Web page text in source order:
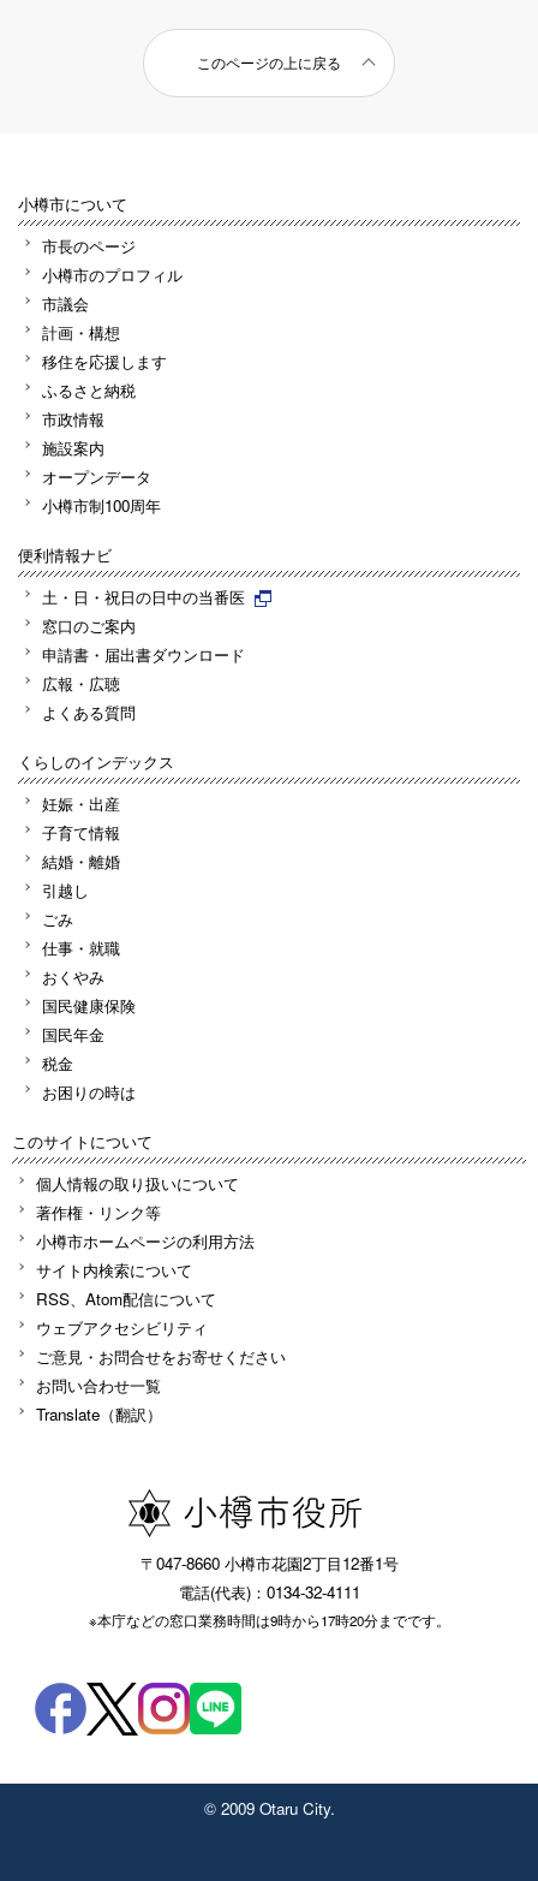
このページの上に戻る
小樽市について
市長のページ
小樽市のプロフィル
市議会
計画・構想
移住を応援します
ふるさと納税
市政情報
施設案内
オープンデータ
小樽市制100周年
便利情報ナビ
土・日・祝日の日中の当番医
窓口のご案内
申請書・届出書ダウンロード
広報・広聴
よくある質問
くらしのインデックス
妊娠・出産
子育て情報
結婚・離婚
引越し
ごみ
仕事・就職
おくやみ
国民健康保険
国民年金
税金
お困りの時は
このサイトについて
個人情報の取り扱いについて
著作権・リンク等
小樽市ホームページの利用方法
サイト内検索について
RSS、Atom配信について
ウェブアクセシビリティ
ご意見・お問合せをお寄せください
お問い合わせ一覧
Translate（翻訳）
〒047-8660 小樽市花園2丁目12番1号
電話(代表)：0134-32-4111
※本庁などの窓口業務時間は9時から17時20分までです。
© 2009 Otaru City.